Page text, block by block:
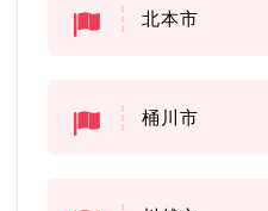
北本市
桶川市